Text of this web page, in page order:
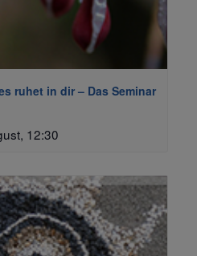
ruhet in dir – Das Seminar
12:30